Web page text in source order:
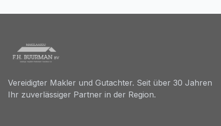
Vereidigter Makler und Gutachter. Seit über 30 Jahren
Ihr zuverlässiger Partner in der Region.